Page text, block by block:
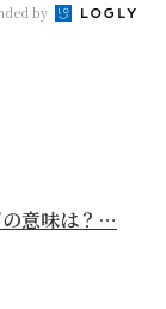
by
意味は？…